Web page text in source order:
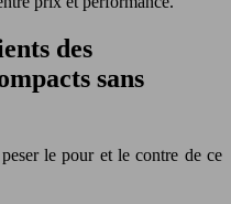
des
sans
le pour et le contre de ce